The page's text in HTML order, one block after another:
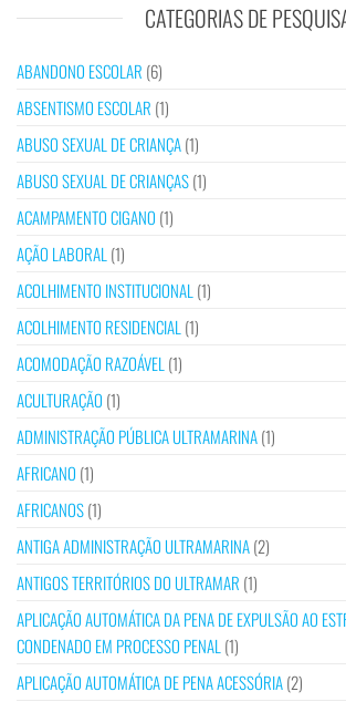
CATEGORIAS DE
ABANDONO ESCOLAR (6)
ABSENTISMO ESCOLAR (1)
ABUSO SEXUAL DE CRIANÇA(1)
ABUSO SEXUAL DE CRIANÇAS(1)
ACAMPAMENTO CIGANO (1)
AÇÃO LABORAL (1)
ACOLHIMENTO INSTITUCIONAL (1)
ACOLHIMENTO RESIDENCIAL (1)
ACOMODAÇÃO RAZOÁVEL (1)
ACULTURAÇÃO (1)
ADMINISTRAÇÃO PÚBLICA ULTRAMARINA(1)
AFRICANO (1)
AFRICANOS(1)
ANTIGA ADMINISTRAÇÃO ULTRAMARINA(2)
ANTIGOS TERRITÓRIOS DO ULTRAMAR (1)
APLICAÇÃO AUTOMÁTICA DA PENA DE EXPULSÃO AO
CONDENADO EM PROCESSO PENAL (1)
APLICAÇÃO AUTOMÁTICA DE PENA ACESSÓRIA(2)